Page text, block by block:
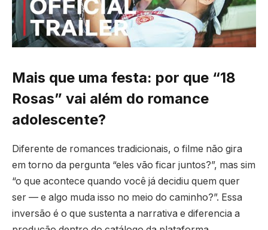
Mais que uma festa: por que “18
Rosas” vai além do romance
adolescente?
Diferente de romances tradicionais, o filme não gira
em torno da pergunta “eles vão ficar juntos?”, mas sim
“o que acontece quando você já decidiu quem quer
ser — e algo muda isso no meio do caminho?”. Essa
inversão é o que sustenta a narrativa e diferencia a